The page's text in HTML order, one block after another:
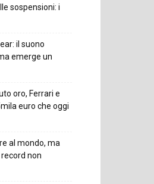
sospensioni: i
il suono
emerge un
oro, Ferrari e
euro che oggi
al mondo, ma
non